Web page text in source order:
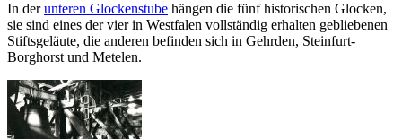
In derunteren Glockenstube hängen die fünf historischen Glocken,
sie sind eines der vier in Westfalen vollständig erhalten gebliebenen
Stiftsgeläute, die anderen befinden sich in Gehrden, Steinfurt-
Borghorst und Metelen.